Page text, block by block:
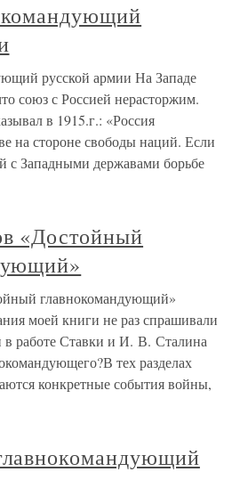
русской армии На Западе
союз с Россией нерасторжим.
в 1915.г.: «Россия
на стороне свободы наций. Если
с Западными державами борьбе
«Достойный
главнокомандующий»
моей книги не раз спрашивали
работе Ставки и И. В. Сталина
тех разделах
конкретные события войны,